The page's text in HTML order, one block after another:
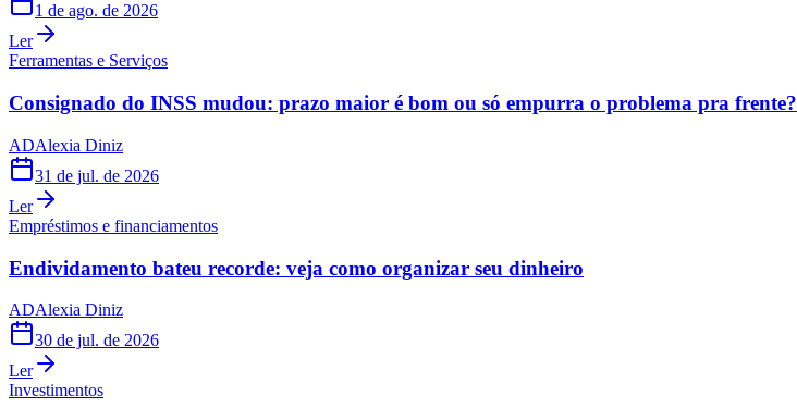
1 de ago. de 2026
Ler
Ferramentas e Serviços
Consignado do INSS mudou: prazo maior é bom ou só empurra o problema pra frente?
ADAlexia Diniz
31 de jul. de 2026
Ler
Empréstimos e financiamentos
Endividamento bateu recorde: veja como organizar seu dinheiro
ADAlexia Diniz
30 de jul. de 2026
Ler
Investimentos